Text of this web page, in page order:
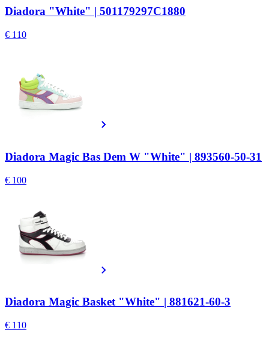
Diadora "White" | 501179297C1880
€ 110
Diadora Magic Bas Dem W "White" | 893560-50-31
€ 100
Diadora Magic Basket "White" | 881621-60-3
€ 110